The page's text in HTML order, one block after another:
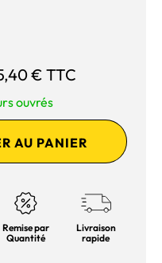
€ TTC
ouvrés
AU PANIER
Remise par
Quantité
Livraison
rapide